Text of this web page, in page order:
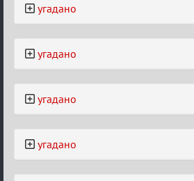
угадано
угадано
угадано
угадано